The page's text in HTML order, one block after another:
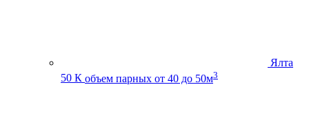
Ялта
50 К объем парных от 40 до 50м3